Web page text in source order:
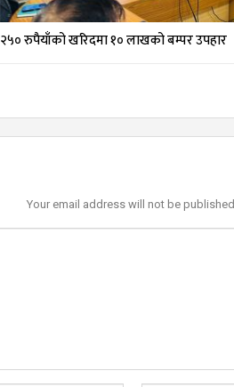
२५० रुपैयाँको खरिदमा १० लाखको बम्पर उपहार
Your email address will not be published.